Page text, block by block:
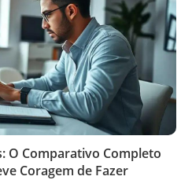
O Comparativo Completo
Coragem de Fazer